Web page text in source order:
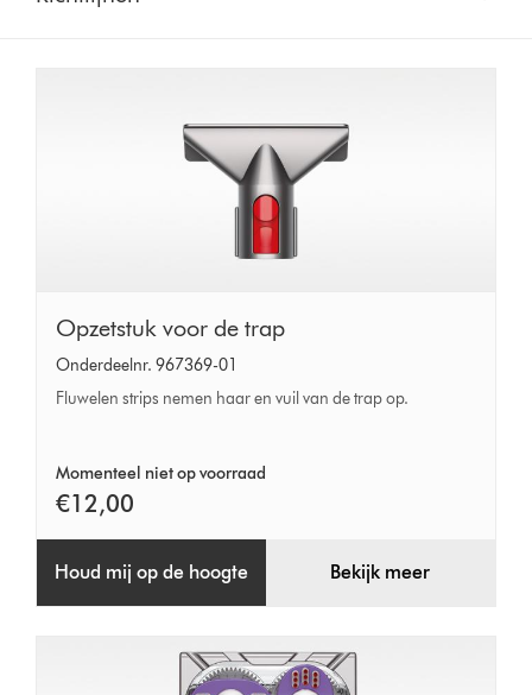
Opzetstuk
voor
de
Opzetstuk voor de trap
Onderdeelnr. 967369-01
Fluwelen strips nemen haar en vuil van de trap op.
Momenteel niet op voorraad
€12,00
Houd mij op de hoogte Bekijk meer